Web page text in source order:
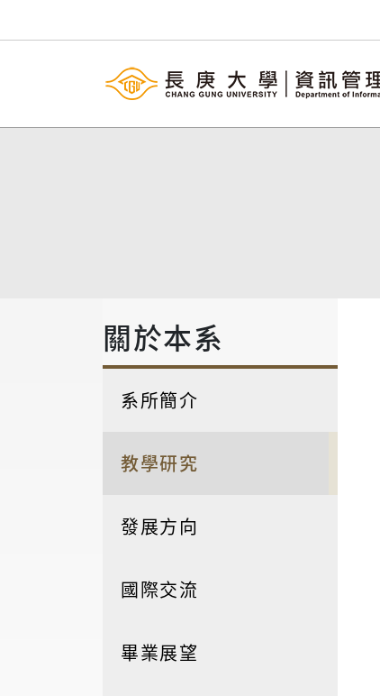
關於本系
系所簡介
教學研究
發展方向
國際交流
畢業展望